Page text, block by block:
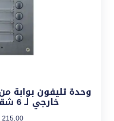
وحدة تليفون
خارجي لـ 6 شقق, DR-6UM
215,00